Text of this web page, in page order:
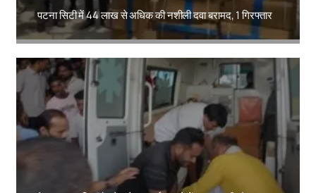
पटना सिटी में 44 लाख से अधिक की नशीली दवा बरामद, 1 गिरफ्तार
Amit Lekh